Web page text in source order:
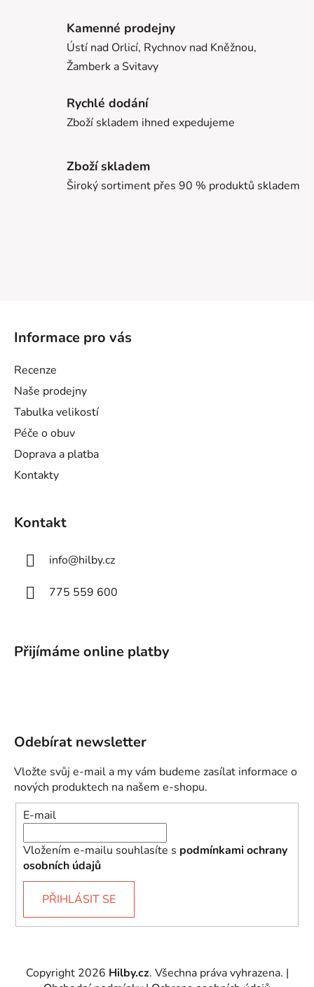
Kamenné prodejny
Ústí nad Orlicí, Rychnov nad Kněžnou,
Žamberk a Svitavy
Rychlé dodání
Zboží skladem ihned expedujeme
Zboží skladem
Široký sortiment přes 90 % produktů skladem
Informace pro vás
Recenze
Naše prodejny
Tabulka velikostí
Péče o obuv
Doprava a platba
Kontakty
Kontakt
info@hilby.cz
775 559 600
Přijímáme online platby
Odebírat newsletter
Vložte svůj e-mail a my vám budeme zasílat informace o
nových produktech na našem e-shopu.
E-mail
Vložením e-mailu souhlasíte s podmínkami ochrany
osobních údajů
PŘIHLÁSIT SE
Copyright 2026 Hilby.cz. Všechna práva vyhrazena. |